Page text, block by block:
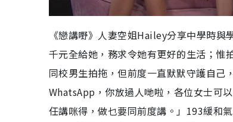
《戀講嘢》人妻空姐Hailey分享中學時
千元全給她，務求令她有更好的生活；
同校男生拍拖，但前度一直默默守護自己
WhatsApp，你放過人哋啦，各位女士可
任講咪得，做乜要同前度講。」193緩和